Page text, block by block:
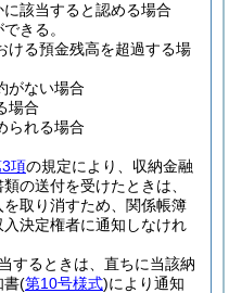
該当すると認める場合
きる。
ける預金残高を超過する場
がない場合
場合
られる場合
項の規定により、収納金融
の送付を受けたときは、
取り消すため、関係帳簿
決定権者に通知しなけれ
するときは、直ちに当該納
書(第10号様式)により通知